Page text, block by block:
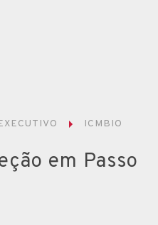
ICMBIO
em Passo